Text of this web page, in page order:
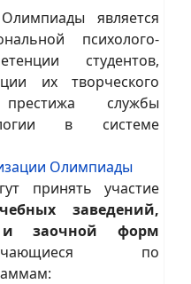
Олимпиады является
психолого-
студентов,
их творческого
службы
в системе
Олимпиады
принять участие
заведений,
и заочной форм
по